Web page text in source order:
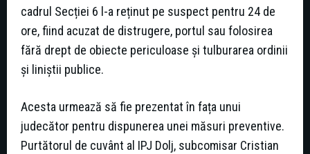
cadrul Secției 6 l-a reținut pe suspect pentru 24 de
ore, fiind acuzat de distrugere, portul sau folosirea
fără drept de obiecte periculoase și tulburarea ordinii
și liniștii publice.
Acesta urmează să fie prezentat în fața unui
judecător pentru dispunerea unei măsuri preventive.
Purtătorul de cuvânt al IPJ Dolj, subcomisar Cristian